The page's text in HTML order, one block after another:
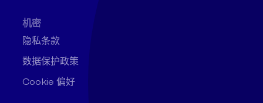
机密
隐私条款
数据保护政策
Cookie 偏好